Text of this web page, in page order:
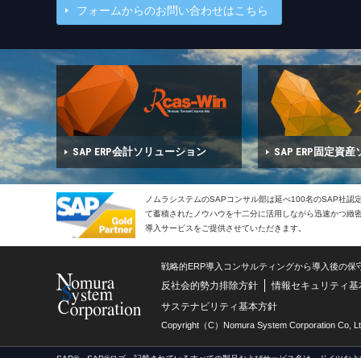
フォームからのお問い合わせはこちら
SAP ERP会計ソリューション SAP ERP固定資
ノムラシステムのSAPコンサル部は延べ100名のSAP社認
て蓄積されたノウハウを十二分に活用しながら迅速かつ緻
導入サービスをご提供させていただきます。
戦略的ERP導入コンサルティングから導入後の
反社会的勢力排除方針
情報セキュリティ基
サステナビリティ基本方針
Copyright（C）Nomura System Corporation Co,